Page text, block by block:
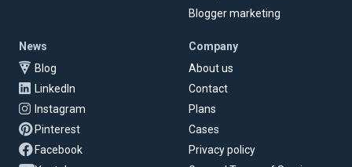
Blogger marketing
News
Blog
LinkedIn
Instagram
Pinterest
Facebook
Company
About us
Contact
Plans
Cases
Privacy policy